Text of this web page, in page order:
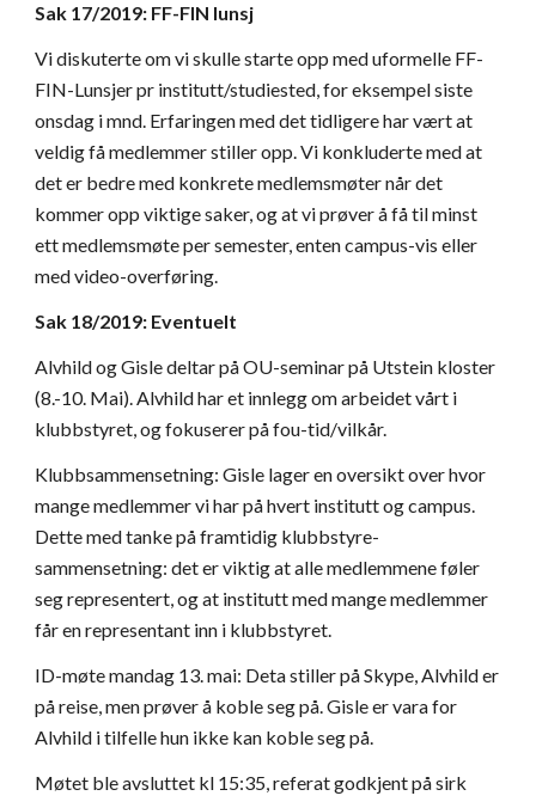
Sak 17/2019: FF-FIN lunsj
Vi diskuterte om vi skulle starte opp med uformelle FF-
FIN-Lunsjer pr institutt/studiested, for eksempel siste
onsdag i mnd. Erfaringen med det tidligere har vært at
veldig få medlemmer stiller opp. Vi konkluderte med at
det er bedre med konkrete medlemsmøter når det
kommer opp viktige saker, og at vi prøver å få til minst
ett medlemsmøte per semester, enten campus-vis eller
med video-overføring.
Sak 18/2019: Eventuelt
Alvhild og Gisle deltar på OU-seminar på Utstein kloster
(8.-10. Mai). Alvhild har et innlegg om arbeidet vårt i
klubbstyret, og fokuserer på fou-tid/vilkår.
Klubbsammensetning: Gisle lager en oversikt over hvor
mange medlemmer vi har på hvert institutt og campus.
Dette med tanke på framtidig klubbstyre-
sammensetning: det er viktig at alle medlemmene føler
seg representert, og at institutt med mange medlemmer
får en representant inn i klubbstyret.
ID-møte mandag 13. mai: Deta stiller på Skype, Alvhild er
på reise, men prøver å koble seg på. Gisle er vara for
Alvhild i tilfelle hun ikke kan koble seg på.
Møtet ble avsluttet kl 15:35, referat godkjent på sirk